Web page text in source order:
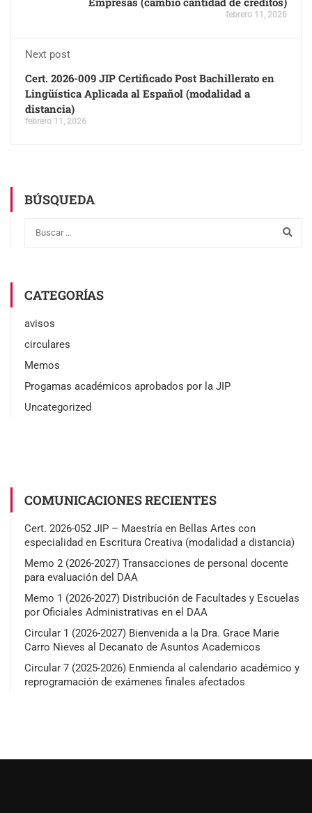
febrero 11, 2026
Next post
Cert. 2026-009 JIP Certificado Post Bachillerato en
Lingüística Aplicada al Español (modalidad a
distancia)
febrero 11, 2026
BÚSQUEDA
CATEGORÍAS
avisos
circulares
Memos
Progamas académicos aprobados por la JIP
Uncategorized
COMUNICACIONES RECIENTES
Cert. 2026-052 JIP – Maestría en Bellas Artes con
especialidad en Escritura Creativa (modalidad a distancia)
Memo 2 (2026-2027) Transacciones de personal docente
para evaluación del DAA
Memo 1 (2026-2027) Distribución de Facultades y Escuelas
por Oficiales Administrativas en el DAA
Circular 1 (2026-2027) Bienvenida a la Dra. Grace Marie
Carro Nieves al Decanato de Asuntos Academicos
Circular 7 (2025-2026) Enmienda al calendario académico y
reprogramación de exámenes finales afectados